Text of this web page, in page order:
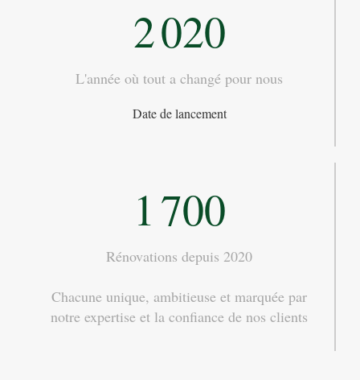
2 020
L'année où tout a changé pour nous
Date de lancement
1 700
Rénovations depuis 2020
Chacune unique, ambitieuse et marquée par
notre expertise et la confiance de nos clients